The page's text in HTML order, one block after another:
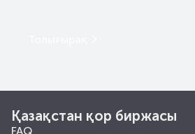
Қазақстан қор биржасы
FAQ